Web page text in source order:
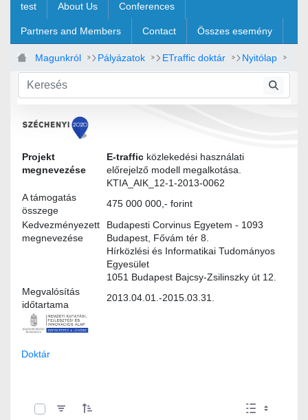
test About Us Conferences
Partners and Members Contact Összes esemény
Magunkról Pályázatok ETraffic doktár Nyitólap
Modultervek
Projekt
megnevezése
E-traffic közlekedési használati
előrejelző modell megalkotása.
KTIA_AIK_12-1-2013-0062
A támogatás
összege
475 000 000,- forint
Kedvezményezett
megnevezése
Budapesti Corvinus Egyetem - 1093
Budapest, Fővám tér 8.
Hírközlési és Informatikai Tudományos
Egyesület
1051 Budapest Bajcsy-Zsilinszky út 12.
Megvalósítás
időtartama
2013.04.01.-2015.03.31.
Doktár